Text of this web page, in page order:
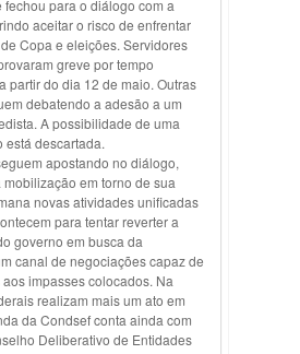
fechou para o diálogo com a
aceitar o risco de enfrentar
Copa e eleições. Servidores
greve por tempo
partir do dia 12 de maio. Outras
debatendo a adesão a um
A possibilidade de uma
está descartada.
apostando no diálogo,
mobilização em torno de sua
novas atividades unificadas
para tentar reverter a
governo em busca da
canal de negociações capaz de
impasses colocados. Na
realizam mais um ato em
da Condsef conta ainda com
Deliberativo de Entidades